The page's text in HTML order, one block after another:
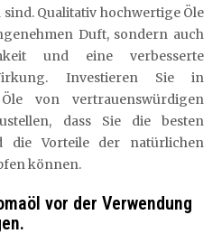
Qualitativ hochwertige Öle
Duft, sondern auch
und eine verbesserte
Investieren Sie in
von vertrauenswürdigen
dass Sie die besten
die Vorteile der natürlichen
können.
vor der Verwendung